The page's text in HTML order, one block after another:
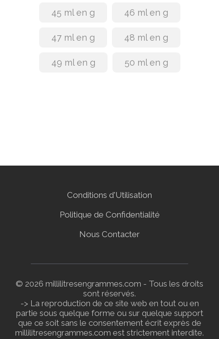
45 ml en g 46 ml en g
47 ml en g 48 ml en g
49 ml en g 50 ml en g
Conditions d'Utilisation
Politique de Confidentialité
Nous Contacter
© 2026 millilitresengrammes.com - Tous les droits
sont réservés.
-> La reproduction de ce site web en tout ou en
partie sous quelque forme ou sur quelque support
que ce soit sans le consentement écrit exprès de
millilitresengrammes.com est strictement interdite.